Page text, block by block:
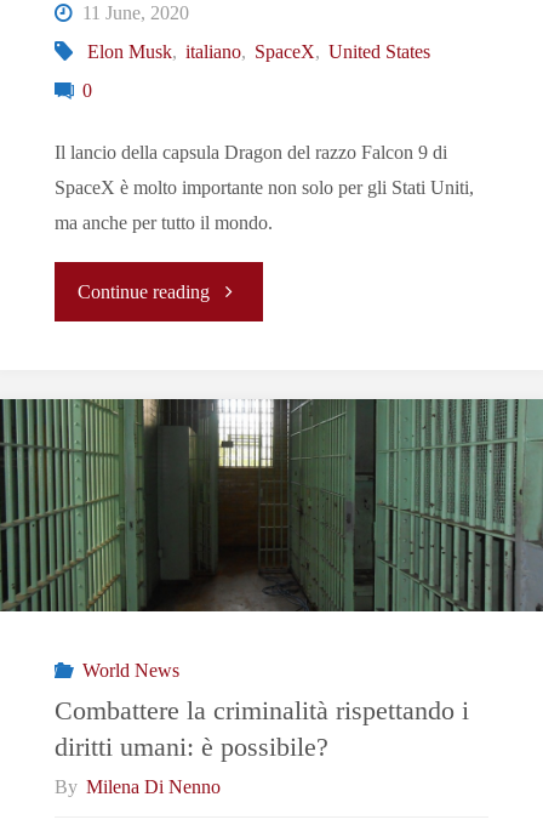
11 June, 2020
Elon Musk, italiano, SpaceX, United States
0
Il lancio della capsula Dragon del razzo Falcon 9 di
SpaceX è molto importante non solo per gli Stati Uniti,
ma anche per tutto il mondo.
Continue reading"La
Era
Spaziale:
Perché
il
della
Crew
World News
Combattere la criminalità rispettando i
diritti umani: è possibile?
By Milena Di Nenno